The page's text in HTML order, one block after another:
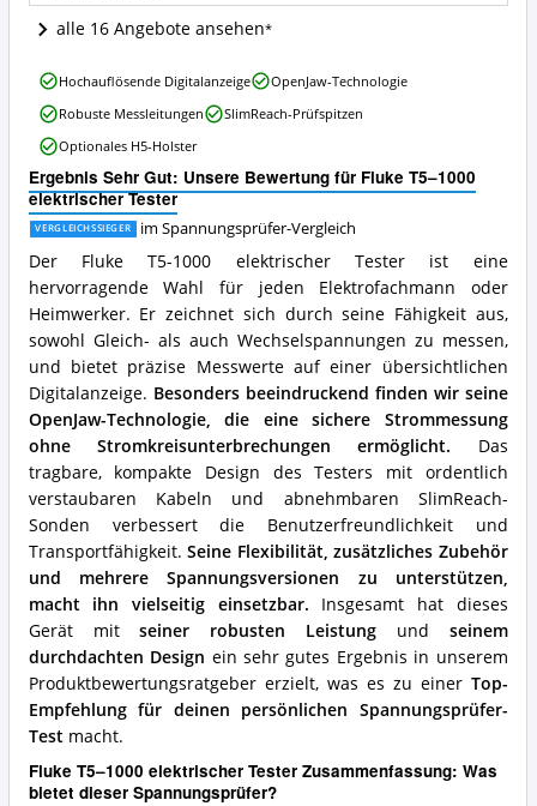
dieser
Spannungsprüfer
alle 16 Angebote ansehen
Ergebnis Sehr Gut: Unsere Bewertung für Fluke T5–1000
elektrischer Tester
VERGLEICHSSIEGER im Spannungsprüfer-Vergleich
Der Fluke T5-1000 elektrischer Tester ist eine
hervorragende Wahl für jeden Elektrofachmann oder
Heimwerker. Er zeichnet sich durch seine Fähigkeit aus,
sowohl Gleich- als auch Wechselspannungen zu messen,
und bietet präzise Messwerte auf einer übersichtlichen
Digitalanzeige. Besonders beeindruckend finden wir seine
OpenJaw-Technologie, die eine sichere Strommessung
ohne Stromkreisunterbrechungen ermöglicht. Das
tragbare, kompakte Design des Testers mit ordentlich
verstaubaren Kabeln und abnehmbaren SlimReach-
Sonden verbessert die Benutzerfreundlichkeit und
Transportfähigkeit.Seine Flexibilität, zusätzliches Zubehör
und mehrere Spannungsversionen zu unterstützen,
macht ihn vielseitig einsetzbar. Insgesamt hat dieses
Gerät mitseiner robusten Leistung und seinem
durchdachten Design ein sehr gutes Ergebnis in unserem
Produktbewertungsratgeber erzielt, was es zu einer Top-
Empfehlung für deinen persönlichen Spannungsprüfer-
Testmacht.
Fluke T5–1000 elektrischer Tester Zusammenfassung: Was
bietet dieser Spannungsprüfer?
Fluke
T5–
1000
elektrischer
Tester
Vorteile:
Was
spricht
für
diesen
Spannungsprüfer?
Hochauflösende Digitalanzeige
OpenJaw-Technologie
Robuste Messleitungen
SlimReach-Prüfspitzen
Optionales H5-Holster